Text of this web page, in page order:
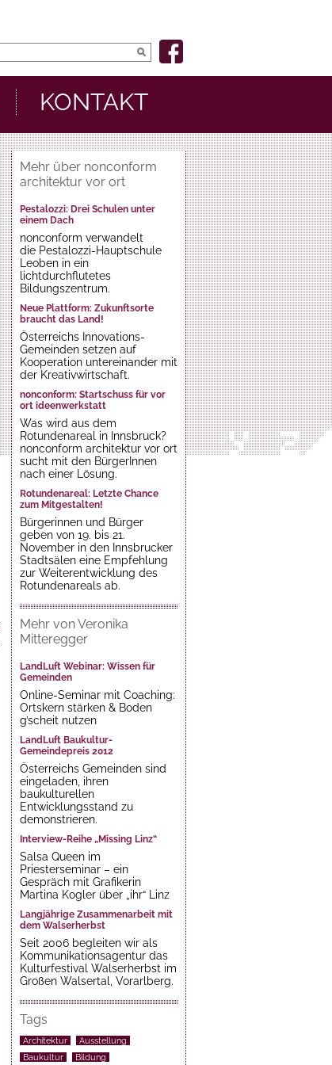
KONTAKT
Mehr über nonconform
architektur vor ort
Pestalozzi: Drei Schulen unter
einem Dach
nonconform verwandelt
die Pestalozzi-Hauptschule
Leoben in ein
lichtdurchflutetes
Bildungszentrum.
Neue Plattform: Zukunftsorte
braucht das Land!
Österreichs Innovations-
Gemeinden setzen auf
Kooperation untereinander mit
der Kreativwirtschaft.
nonconform: Startschuss für vor
ort ideenwerkstatt
Was wird aus dem
Rotundenareal in Innsbruck?
nonconform architektur vor ort
sucht mit den BürgerInnen
nach einer Lösung.
Rotundenareal: Letzte Chance
zum Mitgestalten!
Bürgerinnen und Bürger
geben von 19. bis 21.
November in den Innsbrucker
Stadtsälen eine Empfehlung
zur Weiterentwicklung des
Rotundenareals ab.
Mehr von Veronika
Mitteregger
LandLuft Webinar: Wissen für
Gemeinden
Online-Seminar mit Coaching:
Ortskern stärken & Boden
g’scheit nutzen
LandLuft Baukultur-
Gemeindepreis 2012
Österreichs Gemeinden sind
eingeladen, ihren
baukulturellen
Entwicklungsstand zu
demonstrieren.
Interview-Reihe „Missing Linz“
Salsa Queen im
Priesterseminar – ein
Gespräch mit Grafikerin
Martina Kogler über „ihr“ Linz
Langjährige Zusammenarbeit mit
dem Walserherbst
Seit 2006 begleiten wir als
Kommunikationsagentur das
Kulturfestival Walserherbst im
Großen Walsertal, Vorarlberg.
Tags
Architektur
Ausstellung
Baukultur
Bildung